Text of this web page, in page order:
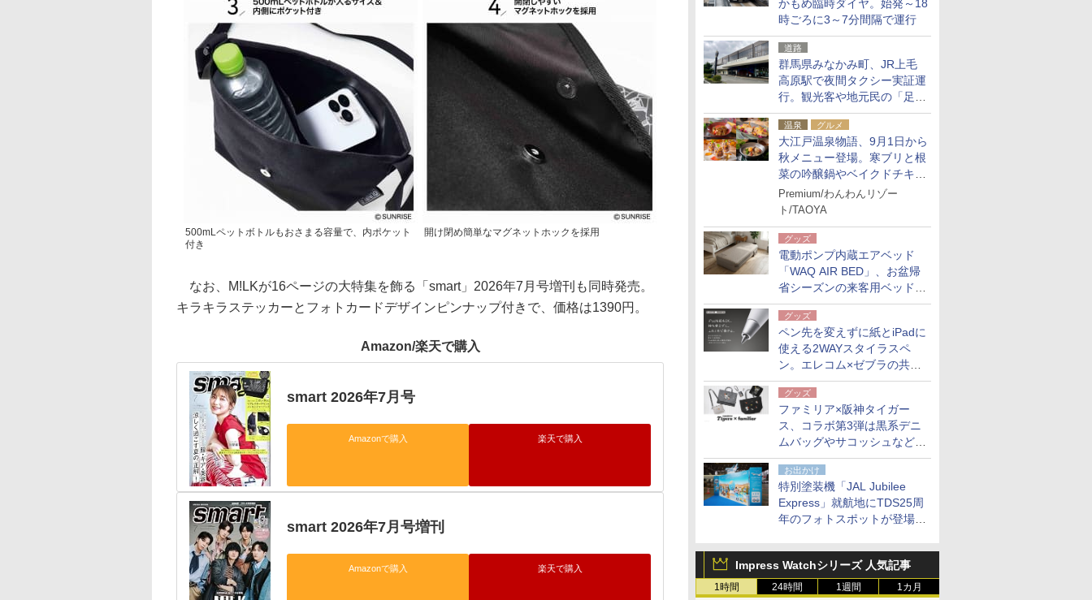
かもめ臨時ダイヤ。始発～18
時ごろに3～7分間隔で運行
道路
群馬県みなかみ町、JR上毛
高原駅で夜間タクシー実証運
行。観光客や地元民の「足が
ない」課題解消へ、木金土に
2台体制
温泉 グルメ
大江戸温泉物語、9月1日から
秋メニュー登場。寒ブリと根
菜の吟醸鍋やベイクドチキ
ン、ショコラ＆栗スイーツも
食べ放題に
Premium/わんわんリゾー
ト/TAOYA
グッズ
電動ポンプ内蔵エアベッド
「WAQ AIR BED」、お盆帰
省シーズンの来客用ベッドに
も。使用後は収納バッグでコ
ンパクトに保管
グッズ
ペン先を変えずに紙とiPadに
使える2WAYスタイラスペ
ン。エレコム×ゼブラの共同
開発
グッズ
ファミリア×阪神タイガー
ス、コラボ第3弾は黒系デニ
ムバッグやサコッシュなど6
点。8月21日オンラインスト
アで発売
お出かけ
特別塗装機「JAL Jubilee
Express」就航地にTDS25周
年のフォトスポットが登場。
Impress Watchシリーズ 人気記事
1時間 24時間 1週間 1カ月
500mLペットボトルもおさまる容量で、内ポケット
付き
開け閉め簡単なマグネットホックを採用
なお、M!LKが16ページの大特集を飾る「smart」2026年7月号増刊も同時発売。
キラキラステッカーとフォトカードデザインピンナップ付きで、価格は1390円。
Amazon/楽天で購入
smart 2026年7月号
Amazonで購入 楽天で購入
smart 2026年7月号増刊
Amazonで購入 楽天で購入